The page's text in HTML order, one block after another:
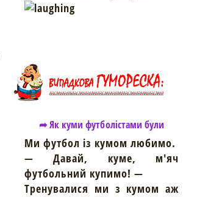
➦ Як куми футболістами були
Ми футбол із кумом любимо.
— Давай, куме, м'яч
футбольний купимо! —
Тренувалися ми з кумом аж